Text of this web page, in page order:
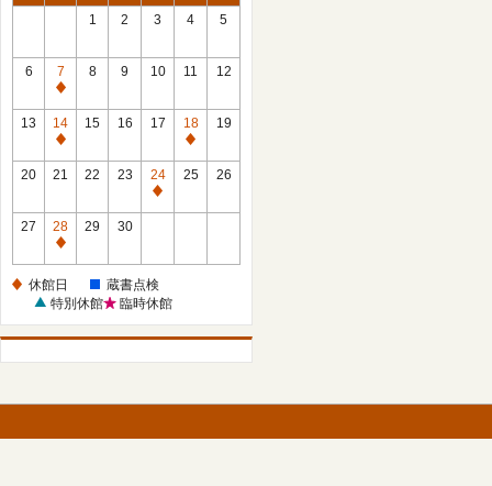
1 2 3 4 5
6
7
休
館
日
8 9 10 11 12
13
14
休
館
15 16 17
18
休
館
19
20 21 22 23
24
休
25 26
27
28
休
日
29 30
休館日
蔵書点検
特別休館
臨時休館